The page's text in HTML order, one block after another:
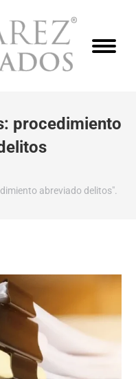
procedimiento
abreviado delitos".